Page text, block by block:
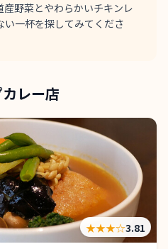
野菜とやわらかいチキンレ
一杯を探してみてくださ
レー店
★★★☆3.81